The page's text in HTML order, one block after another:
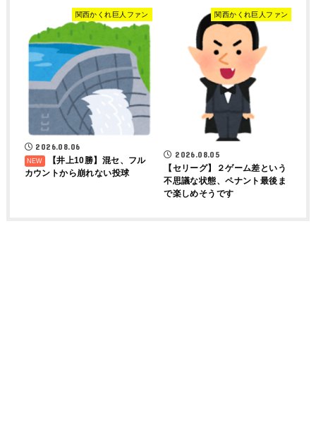
関西かくれ巨人ファン
2026.08.06
【井上10勝】混セ、フル
カウントから崩れない投球
関西かくれ巨人ファン
2026.08.05
【セリーグ】２ゲーム差という
不思議な状態、ペナント最後ま
で楽しめそうです